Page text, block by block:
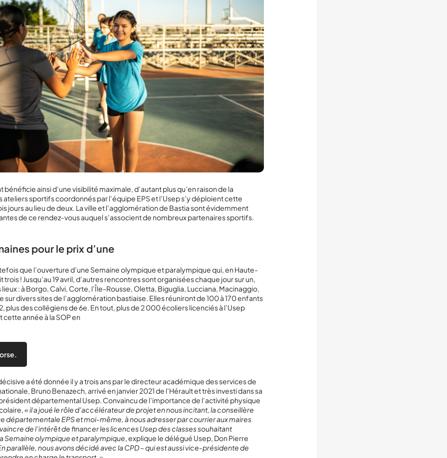
bénéficie ainsi d’une visibilité maximale, d’autant plus qu’en raison de la
ateliers sportifs coordonnés par l’équipe EPS et l’Usep s’y déploient cette
jours au lieu de deux. La ville et l’agglomération de Bastia sont évidemment
de ce rendez-vous auquel s’associent de nombreux partenaires sportifs.
pour le prix d’une
que l’ouverture d’une Semaine olympique et paralympique qui, en Haute-
trois ! Jusqu’au 19 avril, d’autres rencontres sont organisées chaque jour sur un,
: à Borgo, Calvi, Corte, l’Île-Rousse, Oletta, Biguglia, Lucciana, Macinaggio,
sur divers sites de l’agglomération bastiaise. Elles réuniront de 100 à 170 enfants
plus des collégiens de 6e. En tout, plus de 2 000 écoliers licenciés à l’Usep
année à la SOP en
a été donnée il y a trois ans par le directeur académique des services de
Bruno Benazech, arrivé en janvier 2021 de l’Hérault et très investi dans sa
départemental Usep. Convaincu de l’importance de l’activité physique
« il a joué le rôle d’accélérateur de projet en nous incitant, la conseillère
départementale EPS et moi-même, à nous adresser par courrier aux maires
de l’intérêt de financer les licences Usep des classes souhaitant
Semaine olympique et paralympique, explique le délégué Usep, Don Pierre
parallèle, nous avons décidé avec la CPD – qui est aussi vice-présidente de